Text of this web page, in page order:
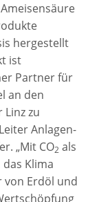
hergestellt
ist
Partner für
an den
zu
Anlagen-
„Mit CO2 als
Klima
von Erdöl und